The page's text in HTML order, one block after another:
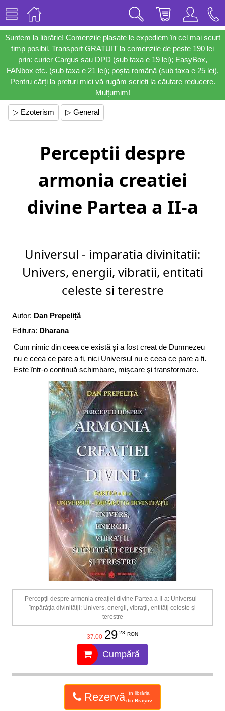
Suntem la librărie! Comenzile plasate le expediem în cel mai scurt
timp posibil. Transport GRATUIT la comenzile de peste 190 lei
prin: curier Cargus sau DPD (sub taxa e 19 lei); EasyBox,
FANbox etc. (sub taxa e 21 lei); poșta română (sub taxa e 25 lei).
Pentru cărți la prețuri mici vă rugăm scrieți la căutare reducere.
Mulțumim!
▷ Ezoterism ▷ General
Perceptii despre
armonia creatiei
divine Partea a II-a
Universul - imparatia divinitatii:
Univers, energii, vibratii, entitati
celeste si terestre
Autor: Dan Prepeliță
Editura: Dharana
Cum nimic din ceea ce există şi a fost creat de Dumnezeu
nu e ceea ce pare a fi, nici Universul nu e ceea ce pare a fi.
Este într-o continuă schimbare, mişcare şi transformare.
Percepții despre armonia creației divine Partea a II-a: Universul -
împărăţia divinităţii: Univers, energii, vibraţii, entităţi celeste şi
terestre
37.00 29.23 RON
Cumpără
Rezervă
în librăria
din Brașov